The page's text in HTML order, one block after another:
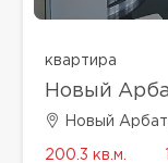
квартира
Новый
Новый Арбат
200.3 кв.м.